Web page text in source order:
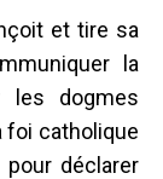
et tire sa
la
les dogmes
foi catholique
pour déclarer